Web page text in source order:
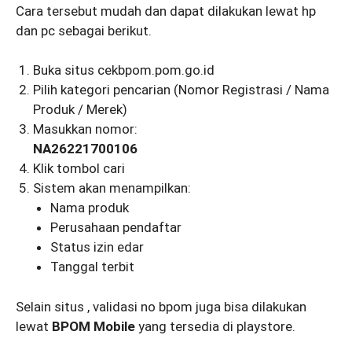
Cara tersebut mudah dan dapat dilakukan lewat hp
dan pc sebagai berikut.
Buka situs cekbpom.pom.go.id
Pilih kategori pencarian (Nomor Registrasi / Nama
Produk / Merek)
Masukkan nomor:
NA26221700106
Klik tombol cari
Sistem akan menampilkan:
Nama produk
Perusahaan pendaftar
Status izin edar
Tanggal terbit
Selain situs , validasi no bpom juga bisa dilakukan
lewat BPOM Mobile yang tersedia di playstore.